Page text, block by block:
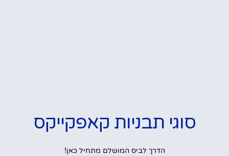
סוגי תבניות קאפקייקס
הדרך לביס המושלם מתחיל כאן!